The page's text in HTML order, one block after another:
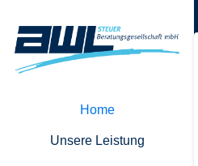
Home
Unsere Leistung